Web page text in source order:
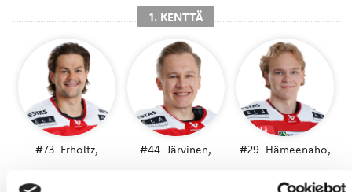
1. KENTTÄ
#73 Erholtz,
#44 Järvinen,
#29 Hämeenaho,